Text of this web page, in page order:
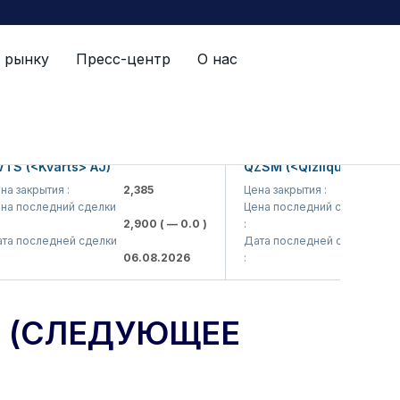
Пресс-центр О нас
(<Kvarts> AJ)
:
2,385
сделки
2,900( — 0.0 )
сделки
06.08.2026
QZSM (<Qizilqumsement>
Цена закрытия :
Цена последний сделки
Дата последней сделки
(СЛЕДУЮЩЕЕ